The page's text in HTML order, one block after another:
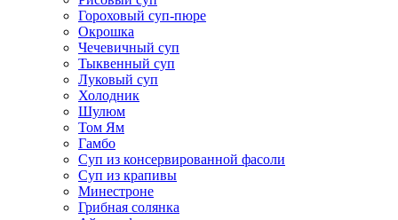
Гороховый суп-пюре
Окрошка
Чечевичный суп
Тыквенный суп
Луковый суп
Холодник
Шулюм
Том Ям
Гамбо
Суп из консервированной фасоли
Суп из крапивы
Минестроне
Грибная солянка